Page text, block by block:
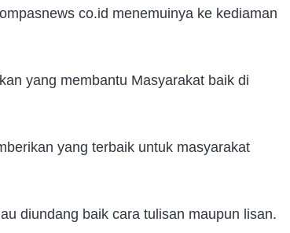
co.id menemuinya ke kediaman
yang membantu Masyarakat baik di
yang terbaik untuk masyarakat
diundang baik cara tulisan maupun lisan.